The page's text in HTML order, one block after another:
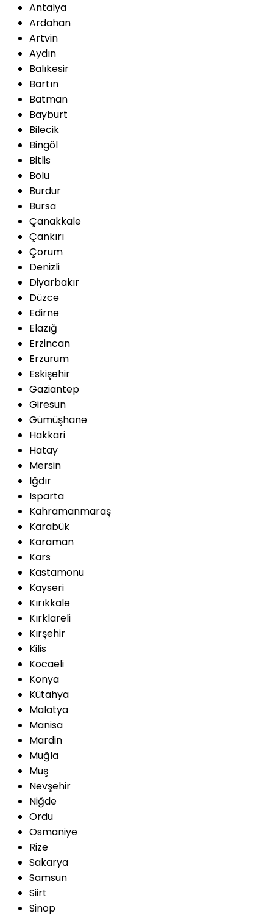
Antalya
Ardahan
Artvin
Aydın
Balıkesir
Bartın
Batman
Bayburt
Bilecik
Bingöl
Bitlis
Bolu
Burdur
Bursa
Çanakkale
Çankırı
Çorum
Denizli
Diyarbakır
Düzce
Edirne
Elazığ
Erzincan
Erzurum
Eskişehir
Gaziantep
Giresun
Gümüşhane
Hakkari
Hatay
Mersin
Iğdır
Isparta
Kahramanmaraş
Karabük
Karaman
Kars
Kastamonu
Kayseri
Kırıkkale
Kırklareli
Kırşehir
Kilis
Kocaeli
Konya
Kütahya
Malatya
Manisa
Mardin
Muğla
Muş
Nevşehir
Niğde
Ordu
Osmaniye
Rize
Sakarya
Samsun
Siirt
Sinop